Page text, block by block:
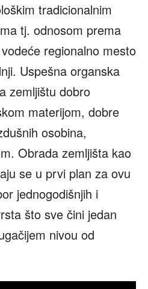
tradicionalnim
tj. odnosom prema
regionalno mesto
Uspešna organska
zemljištu dobro
materijom, dobre
osobina,
Obrada zemljišta kao
se u prvi plan za ovu
jednogodišnjih i
što sve čini jedan
nivou od